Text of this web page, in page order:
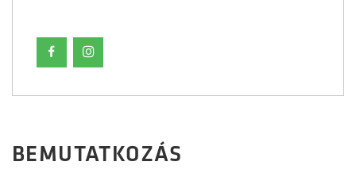
BEMUTATKOZÁS